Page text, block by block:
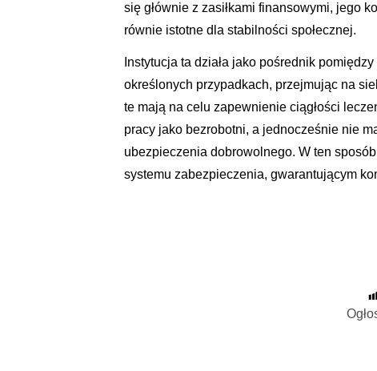
się głównie z zasiłkami finansowymi, jego
równie istotne dla stabilności społecznej.
Instytucja ta działa jako pośrednik
określonych przypadkach, przejmując na
te mają na celu zapewnienie ciągłości
pracy jako bezrobotni, a jednocześnie nie
ubezpieczenia dobrowolnego. W ten
systemu zabezpieczenia, gwarantującym